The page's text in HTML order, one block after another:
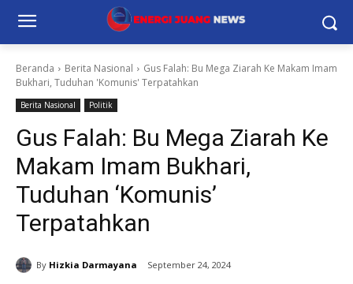
Beranda Berita Nasional
Gus Falah: Bu Mega Ziarah Ke Makam Imam
Bukhari, Tuduhan 'Komunis' Terpatahkan
Berita Nasional Politik
Gus Falah: Bu Mega Ziarah Ke
Makam Imam Bukhari,
Tuduhan ‘Komunis’
Terpatahkan
By Hizkia Darmayana September 24, 2024